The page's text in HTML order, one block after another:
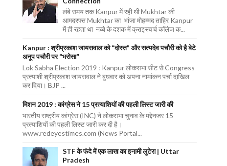
लंबे समय तक Kanpur में रही थी Mukhtar की
आमदरफ्त Mukhtar का भांजा मोहम्मद ताहिर Kanpur
में ही रहता था नब्बे के दशक में क्राइस्चर्च कॉलेज क...
Kanpur : श्रीप्रकाश जायसवाल को “दोस्त" और सत्यदेव पचौरी को है बेटे
अनूप पचौरी पर “भरोसा”
Lok Sabha Election 2019 : Kanpur लोकसभा सीट से Congress
प्रत्याशी श्रीप्रकाश जायसवाल ने बुधवार को अपना नामांकन पर्चा दाखिल
कर दिया। BJP ...
मिशन 2019 : कांग्रेस ने 15 प्रत्याशियों की पहली लिस्ट जारी की
भारतीय राष्ट्रीय कांग्रेस (INC) ने लोकसभा चुनाव के मद्देनजर 15
प्रत्याशियों की पहली लिस्ट जारी कर दी है।
www.redeyestimes.com (News Portal...
STF के फंदे में एक लाख का इनामी लुटेरा | Uttar
Pradesh